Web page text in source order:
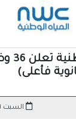
فأعلى)
السبت ١٤٤٦/١٠/١٩ هـ